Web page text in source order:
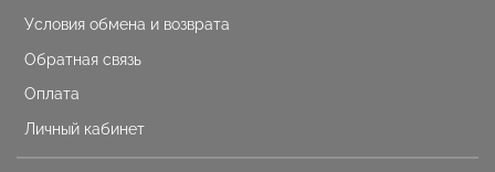
Условия обмена и возврата
Обратная связь
Оплата
Личный кабинет